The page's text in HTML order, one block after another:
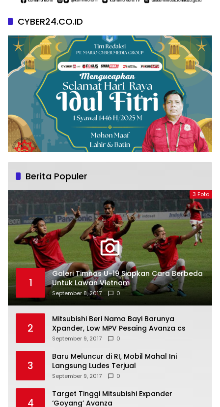
CYBER24.CO.ID
Berita Populer
3 Foto
1
Galeri Timnas U-19 Siapkan Cara Berbeda
Untuk Lawan Vietnam
September 8, 2017 0
2
Mitsubishi Beri Nama Bayi Barunya
Xpander, Low MPV Pesaing Avanza cs
September 9, 2017 0
3
Baru Meluncur di RI, Mobil Mahal Ini
Langsung Ludes Terjual
September 9, 2017 0
4
Target Tinggi Mitsubishi Expander
‘Goyang’ Avanza